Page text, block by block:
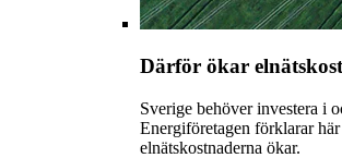
Därför ökar
Sverige behöver investera i
Energiföretagen förklarar
elnätskostnaderna ökar.